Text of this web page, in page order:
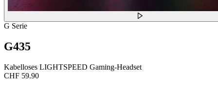
G Serie
G435
Kabelloses LIGHTSPEED Gaming-Headset
CHF 59.90